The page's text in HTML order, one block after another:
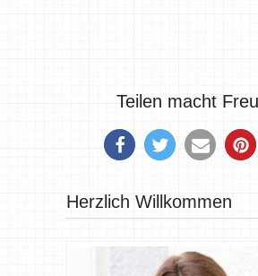
Teilen macht
Herzlich Willkommen